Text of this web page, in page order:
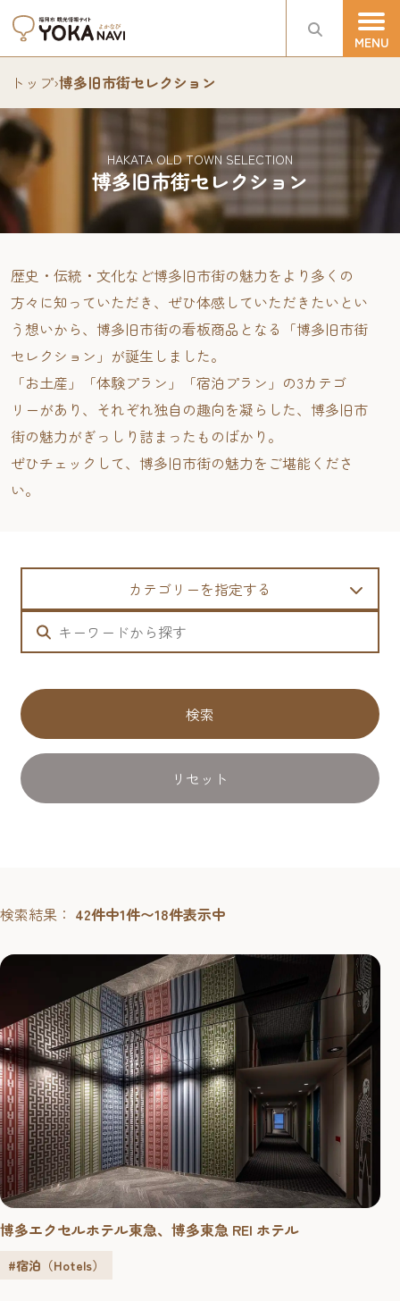
トップ›博多旧市街セレクション
博多旧市街セレクション
HAKATA OLD TOWN SELECTION
歴史・伝統・文化など博多旧市街の魅力をより多くの
方々に知っていただき、ぜひ体感していただきたいとい
う想いから、博多旧市街の看板商品となる「博多旧市街
セレクション」が誕生しました。
「お土産」「体験プラン」「宿泊プラン」の3カテゴ
リーがあり、それぞれ独自の趣向を凝らした、博多旧市
街の魅力がぎっしり詰まったものばかり。
ぜひチェックして、博多旧市街の魅力をご堪能くださ
い。
カテゴリーを指定する
検索
リセット
検索結果： 42件中1件〜18件表示中
博多エクセルホテル東急、博多東急 REI ホテル
#宿泊（Hotels）